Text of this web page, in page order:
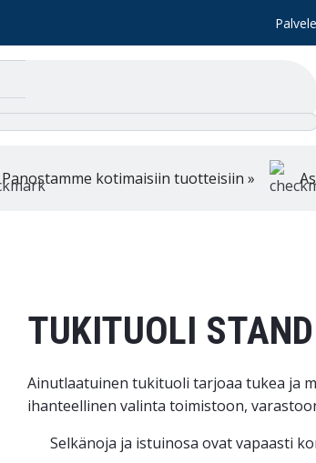
Panostamme kotimaisiin tuotteisiin »
TUKITUOLI
Ainutlaatuinen tukituoli tarjoaa tukea ja
ihanteellinen valinta toimistoon,
Selkänoja ja istuinosa ovat vapaasti